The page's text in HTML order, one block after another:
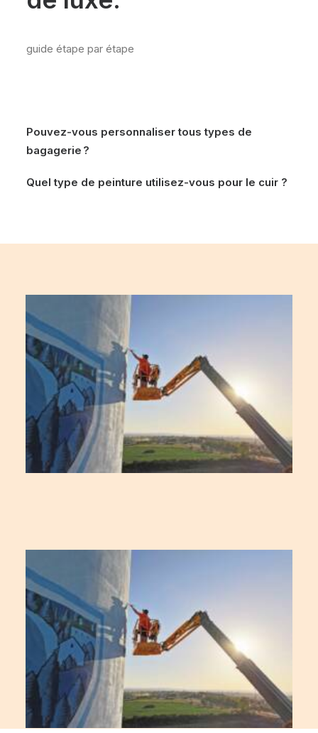
guide étape par étape
Pouvez-vous personnaliser tous types de
bagagerie ?
Quel type de peinture utilisez-vous pour le cuir ?